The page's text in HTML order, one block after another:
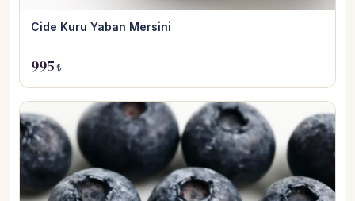
Cide Kuru Yaban Mersini
995 ₺